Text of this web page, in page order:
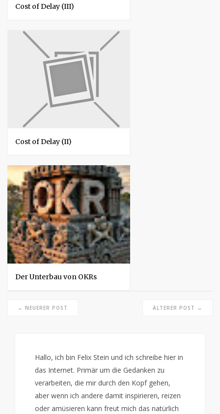
Cost of Delay (III)
Cost of Delay (II)
Der Unterbau von OKRs
← NEUERER POST ÄLTERER POST →
Hallo, ich bin Felix Stein und ich schreibe hier in
das Internet. Primär um die Gedanken zu
verarbeiten, die mir durch den Kopf gehen,
aber wenn ich andere damit inspirieren, reizen
oder amüsieren kann freut mich das natürlich